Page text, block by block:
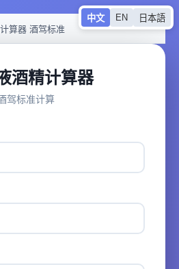
算器 酒驾标准
中文 EN 日本語
酒精计算器
驾标准计算